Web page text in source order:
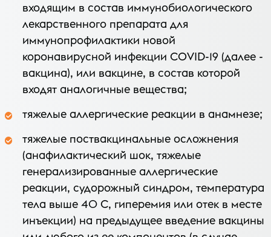
входящим в состав иммунобиологического
лекарственного препарата для
иммунопрофилактики новой
коронавирусной инфекции COVID-19 (далее -
вакцина), или вакцине, в состав которой
входят аналогичные вещества;
тяжелые аллергические реакции в анамнезе;
тяжелые поствакцинальные осложнения
(анафилактический шок, тяжелые
генерализированные аллергические
реакции, судорожный синдром, температура
тела выше 40 C, гиперемия или отек в месте
инъекции) на предыдущее введение вакцины